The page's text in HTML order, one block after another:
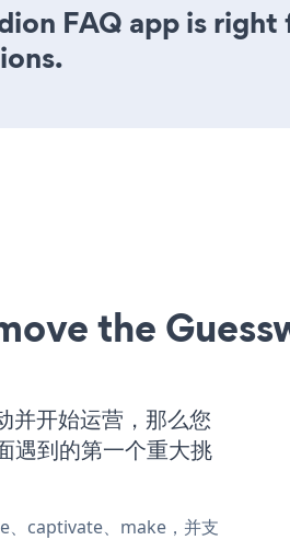
FAQ app is
the
开始运营，那么您
遇到的第一个重大挑
captivate、make，并支